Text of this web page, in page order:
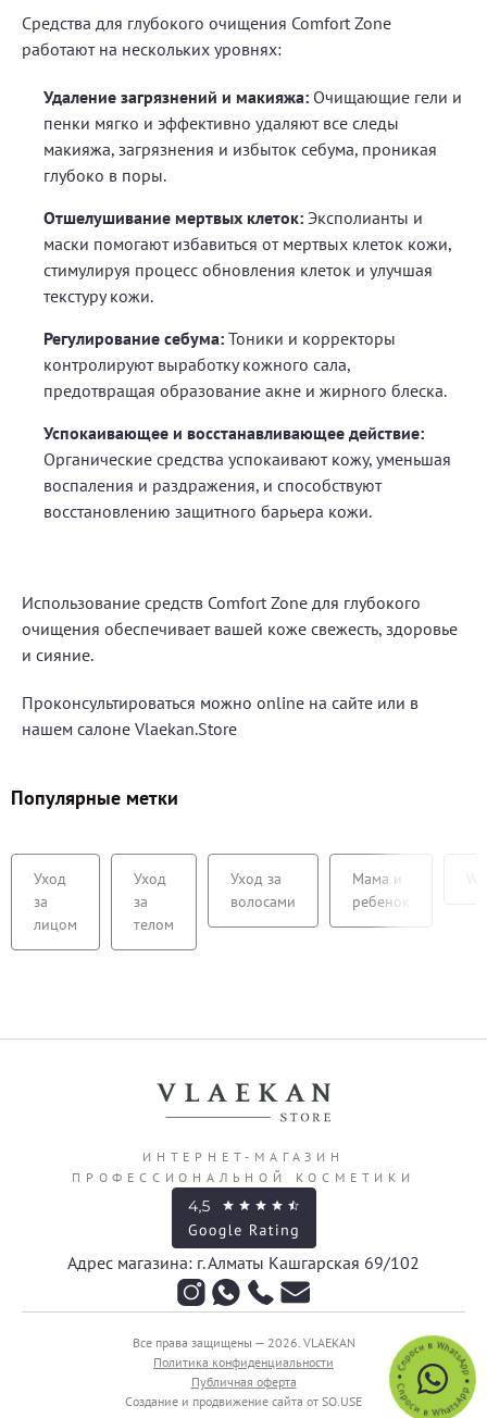
Средства для глубокого очищения Comfort Zone
работают на нескольких уровнях:
Удаление загрязнений и макияжа: Очищающие гели и
пенки мягко и эффективно удаляют все следы
макияжа, загрязнения и избыток себума, проникая
глубоко в поры.
Отшелушивание мертвых клеток: Эксполианты и
маски помогают избавиться от мертвых клеток кожи,
стимулируя процесс обновления клеток и улучшая
текстуру кожи.
Регулирование себума: Тоники и корректоры
контролируют выработку кожного сала,
предотвращая образование акне и жирного блеска.
Успокаивающее и восстанавливающее действие:
Органические средства успокаивают кожу, уменьшая
воспаления и раздражения, и способствуют
восстановлению защитного барьера кожи.
Использование средств Comfort Zone для глубокого
очищения обеспечивает вашей коже свежесть, здоровье
и сияние.
Проконсультироваться можно online на сайте или в
нашем салоне Vlaekan.Store
Популярные метки
Уход
за
лицом
Уход
за
телом
Уход за
волосами
Мама и
ребенок
ИНТЕРНЕТ-МАГАЗИН
ПРОФЕССИОНАЛЬНОЙ КОСМЕТИКИ
Адрес магазина: г. Алматы Кашгарская 69/102
Все права защищены — 2026. VLAEKAN
Политика конфиденциальности
Публичная оферта
Создание и продвижение сайта от SO.USE